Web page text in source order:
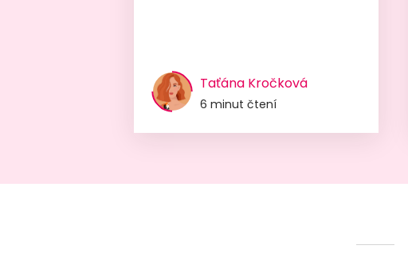
Taťána Kročková
6 minut čtení